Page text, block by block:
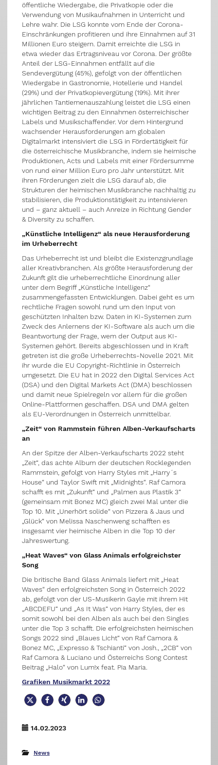
öffentliche Wiedergabe, die Privatkopie oder die
Verwendung von Musikaufnahmen in Unterricht und
Lehre wahr. Die LSG konnte vom Ende der Corona-
Einschränkungen profitieren und ihre Einnahmen auf 31
Millionen Euro steigern. Damit erreichte die LSG in
etwa wieder das Ertragsniveau vor Corona. Der größte
Anteil der LSG-Einnahmen entfällt auf die
Sendevergütung (45%), gefolgt von der öffentlichen
Wiedergabe in Gastronomie, Hotellerie und Handel
(29%) und der Privatkopievergütung (19%). Mit ihrer
jährlichen Tantiemenauszahlung leistet die LSG einen
wichtigen Beitrag zu den Einnahmen österreichischer
Labels und Musikschaffender. Vor dem Hintergrund
wachsender Herausforderungen am globalen
Digitalmarkt intensiviert die LSG in Fördertätigkeit für
die österreichische Musikbranche, indem sie heimische
Produktionen, Acts und Labels mit einer Fördersumme
von rund einer Million Euro pro Jahr unterstützt. Mit
ihren Förderungen zielt die LSG darauf ab, die
Strukturen der heimischen Musikbranche nachhaltig zu
stabilisieren, die Produktionstätigkeit zu intensivieren
und – ganz aktuell – auch Anreize in Richtung Gender
& Diversity zu schaffen.
„Künstliche Intelligenz“ als neue Herausforderung
im Urheberrecht
Das Urheberrecht ist und bleibt die Existenzgrundlage
aller Kreativbranchen. Als größte Herausforderung der
Zukunft gilt die urheberrechtliche Einordnung aller
unter dem Begriff „Künstliche Intelligenz“
zusammengefassten Entwicklungen. Dabei geht es um
rechtliche Fragen sowohl rund um den Input von
geschützten Inhalten bzw. Daten in KI-Systemen zum
Zweck des Anlernens der KI-Software als auch um die
Beantwortung der Frage, wem der Output aus KI-
Systemen gehört. Bereits abgeschlossen und in Kraft
getreten ist die große Urheberrechts-Novelle 2021. Mit
ihr wurde die EU Copyright-Richtlinie in Österreich
umgesetzt. Die EU hat in 2022 den Digital Services Act
(DSA) und den Digital Markets Act (DMA) beschlossen
und damit neue Spielregeln vor allem für die großen
Online-Plattformen geschaffen. DSA und DMA gelten
als EU-Verordnungen in Österreich unmittelbar.
„Zeit“ von Rammstein führen Alben-Verkaufscharts
an
An der Spitze der Alben-Verkaufscharts 2022 steht
„Zeit“, das achte Album der deutschen Rocklegenden
Rammstein, gefolgt von Harry Styles mit „Harry´s
House“ und Taylor Swift mit „Midnights“. Raf Camora
schafft es mit „Zukunft“ und „Palmen aus Plastik 3“
(gemeinsam mit Bonez MC) gleich zwei Mal unter die
Top 10. Mit „Unerhört solide“ von Pizzera & Jaus und
„Glück“ von Melissa Naschenweng schafften es
insgesamt vier heimische Alben in die Top 10 der
Jahreswertung.
„Heat Waves“ von Glass Animals erfolgreichster
Song
Die britische Band Glass Animals liefert mit „Heat
Waves“ den erfolgreichsten Song in Österreich 2022
ab, gefolgt von der US-Musikerin Gayle mit ihrem Hit
„ABCDEFU“ und „As It Was“ von Harry Styles, der es
somit sowohl bei den Alben als auch bei den Singles
unter die Top 3 schafft. Die erfolgreichsten heimischen
Songs 2022 sind „Blaues Licht“ von Raf Camora &
Bonez MC, „Expresso & Tschianti“ von Josh., „2CB“ von
Raf Camora & Luciano und Österreichs Song Contest
Beitrag „Halo“ von Lum!x feat. Pia Maria.
Grafiken Musikmarkt 2022
14.02.2023
News